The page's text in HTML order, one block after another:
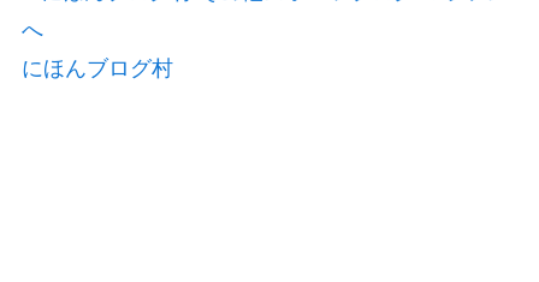
にほんブログ村